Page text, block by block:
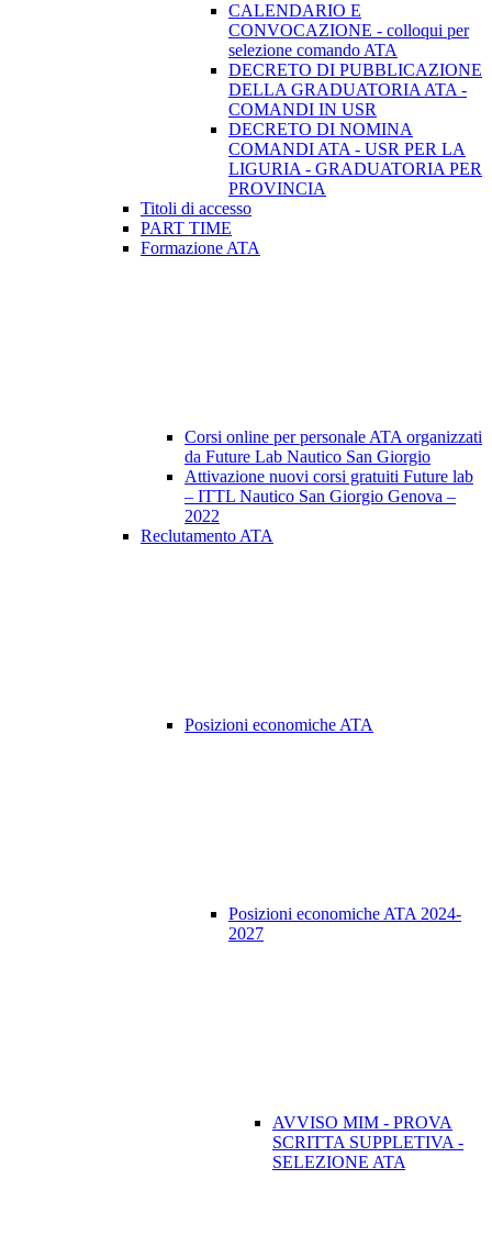
CALENDARIO E
CONVOCAZIONE - colloqui per
selezione comando ATA
DECRETO DI PUBBLICAZIONE
DELLA GRADUATORIA ATA -
COMANDI IN USR
DECRETO DI NOMINA
COMANDI ATA - USR PER LA
LIGURIA - GRADUATORIA PER
PROVINCIA
Titoli di accesso
PART TIME
Formazione ATA
Corsi online per personale ATA organizzati
da Future Lab Nautico San Giorgio
Attivazione nuovi corsi gratuiti Future lab
– ITTL Nautico San Giorgio Genova –
2022
Reclutamento ATA
Posizioni economiche ATA
Posizioni economiche ATA 2024-
2027
AVVISO MIM - PROVA
SCRITTA SUPPLETIVA -
SELEZIONE ATA